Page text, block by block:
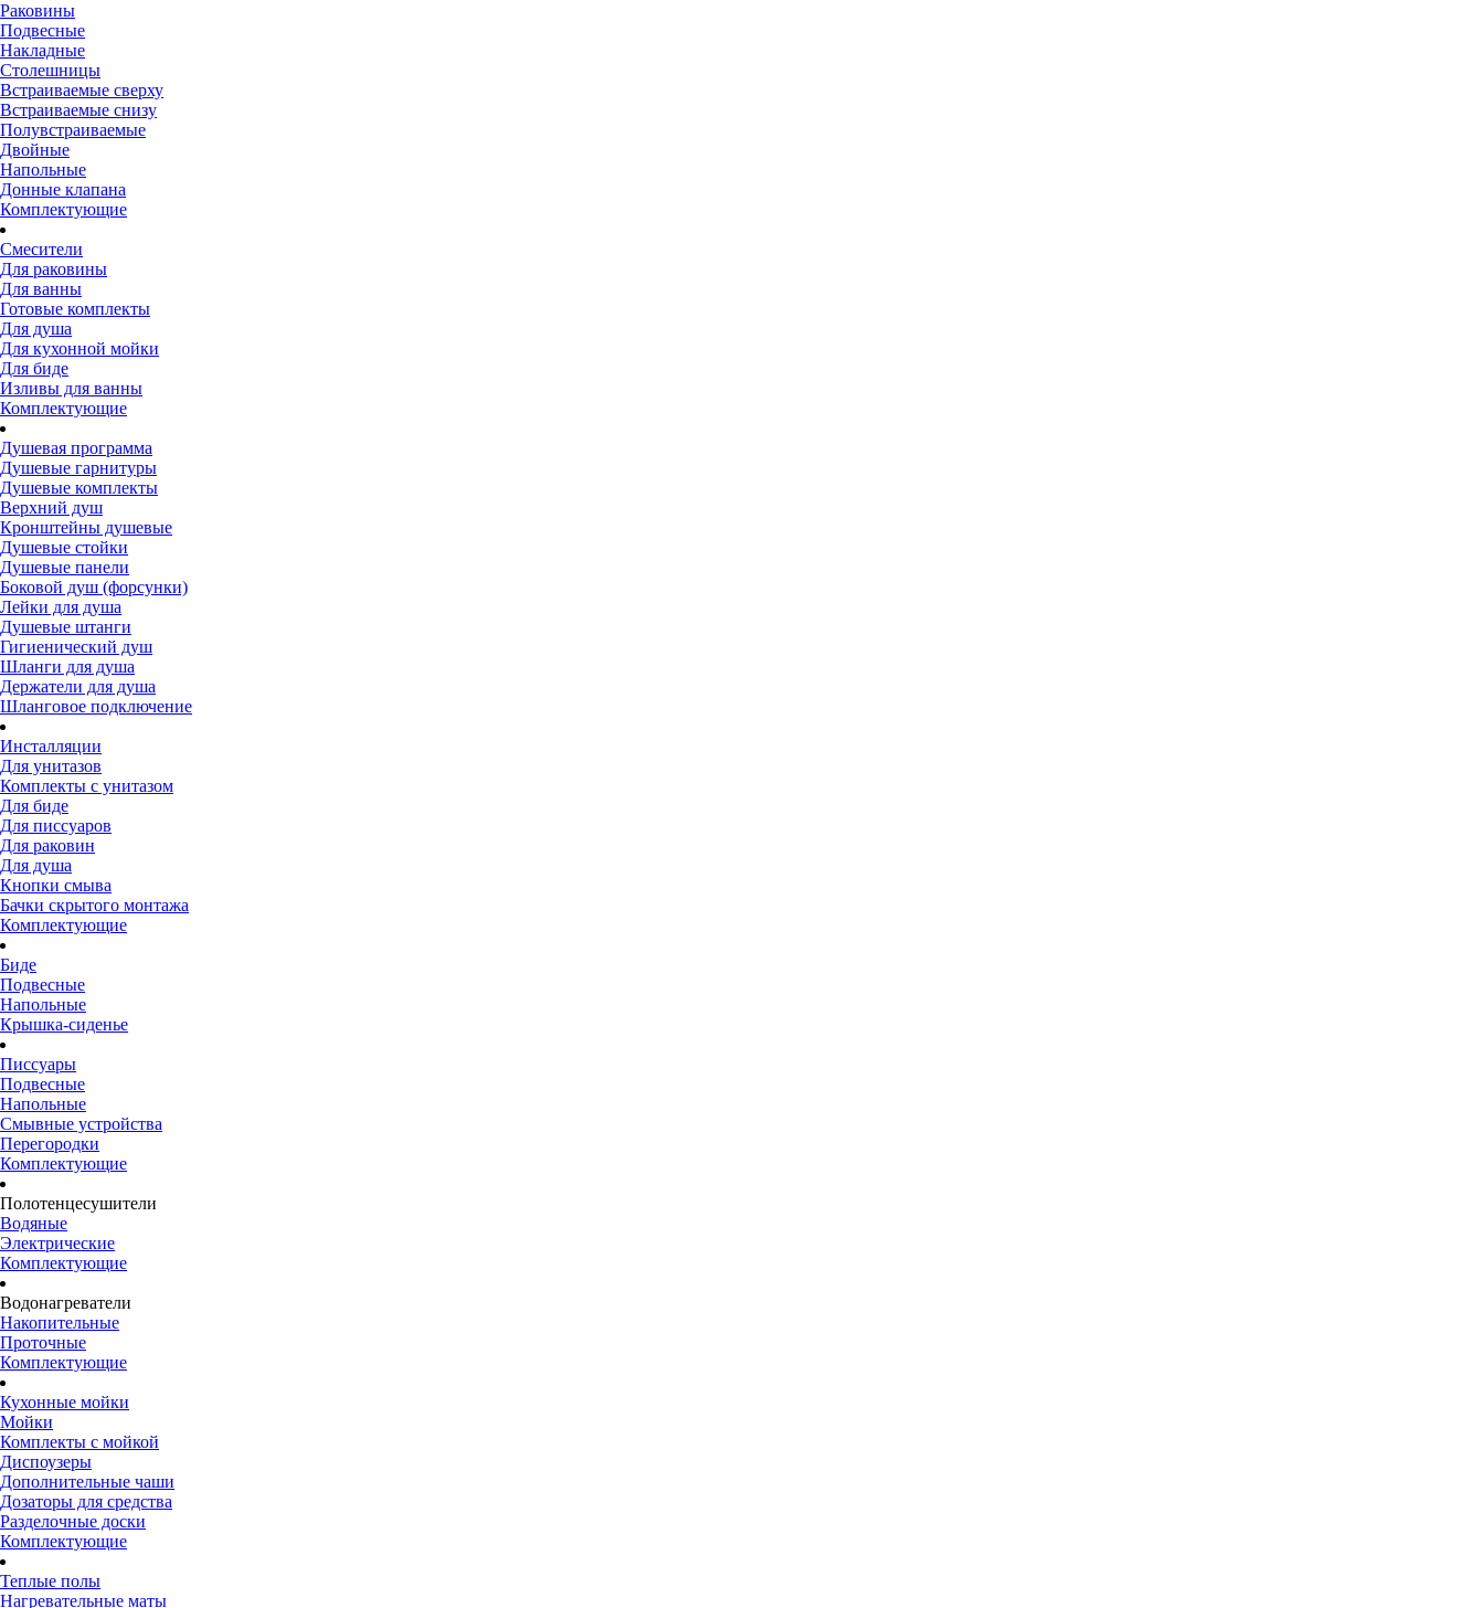
Раковины
Подвесные
Накладные
Столешницы
Встраиваемые сверху
Встраиваемые снизу
Полувстраиваемые
Двойные
Напольные
Донные клапана
Комплектующие
Смесители
Для раковины
Для ванны
Готовые комплекты
Для душа
Для кухонной мойки
Для биде
Изливы для ванны
Комплектующие
Душевая программа
Душевые гарнитуры
Душевые комплекты
Верхний душ
Кронштейны душевые
Душевые стойки
Душевые панели
Боковой душ (форсунки)
Лейки для душа
Душевые штанги
Гигиенический душ
Шланги для душа
Держатели для душа
Шланговое подключение
Инсталляции
Для унитазов
Комплекты с унитазом
Для биде
Для писсуаров
Для раковин
Для душа
Кнопки смыва
Бачки скрытого монтажа
Комплектующие
Биде
Подвесные
Напольные
Крышка-сиденье
Писсуары
Подвесные
Напольные
Смывные устройства
Перегородки
Комплектующие
Полотенцесушители
Водяные
Электрические
Комплектующие
Водонагреватели
Накопительные
Проточные
Комплектующие
Кухонные мойки
Мойки
Комплекты с мойкой
Диспоузеры
Дополнительные чаши
Дозаторы для средства
Разделочные доски
Комплектующие
Теплые полы
Нагревательные маты